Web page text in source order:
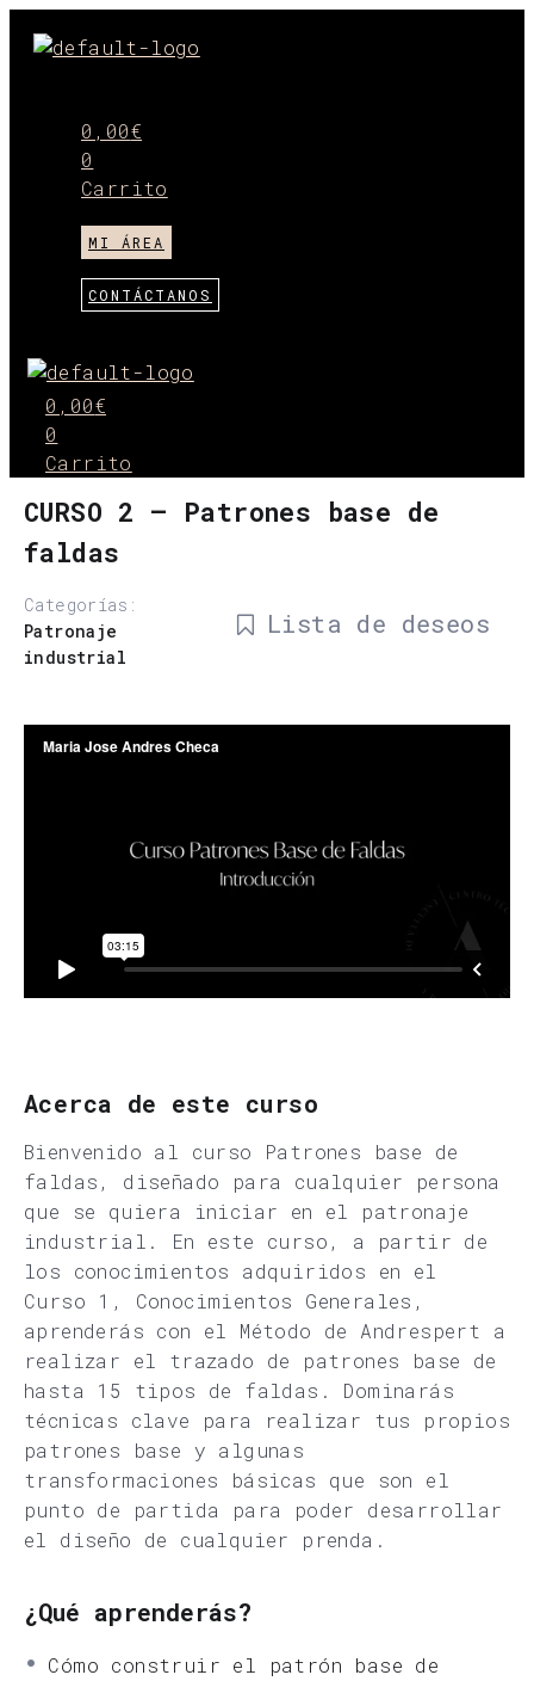
0,00€
0
Carrito
MI ÁREA
CONTÁCTANOS
0,00€
0
Carrito
CURSO 2 – Patrones base de
faldas
Categorías:
Patronaje
industrial
Lista de deseos
Acerca de este curso
Bienvenido al curso Patrones base de
faldas, diseñado para cualquier persona
que se quiera iniciar en el patronaje
industrial. En este curso, a partir de
los conocimientos adquiridos en el
Curso 1, Conocimientos Generales,
aprenderás con el Método de Andrespert a
realizar el trazado de patrones base de
hasta 15 tipos de faldas. Dominarás
técnicas clave para realizar tus propios
patrones base y algunas
transformaciones básicas que son el
punto de partida para poder desarrollar
el diseño de cualquier prenda.
¿Qué aprenderás?
Cómo construir el patrón base de